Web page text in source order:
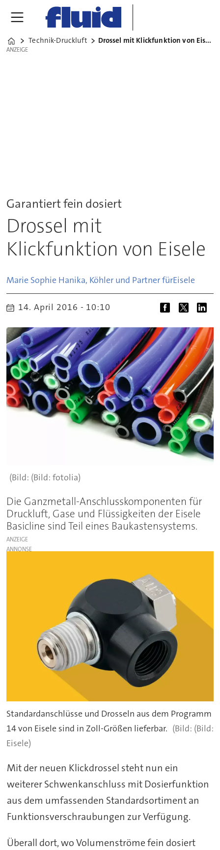
Home
Technik-Druckluft Drossel mit Klickfunktion von Eisele
ANZEIGE
ANZEIGE
Garantiert fein dosiert
Drossel mit
Klickfunktion von Eisele
Marie Sophie Hanika, Köhler und Partner fürEisele
14. April 2016 - 10:10
(Bild: fotolia)
Die Ganzmetall-Anschlusskomponenten für
Druckluft, Gase und Flüssigkeiten der Eisele
Basicline sind Teil eines Baukastensystems.
ANZEIGE
Standardanschlüsse und Drosseln aus dem Programm
14 von Eisele sind in Zoll-Größen lieferbar.
(Bild:
Eisele)
Mit der neuen Klickdrossel steht nun ein
weiterer Schwenkanschluss mit Dosierfunktion
aus dem umfassenden Standardsortiment an
Funktionsverschraubungen zur Verfügung.
Überall dort, wo Volumenströme fein dosiert